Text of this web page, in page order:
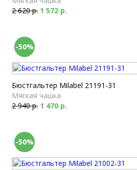
2 620 р. 1 572 р.
-50%
Бюстгальтер Milabel 21191-31
Мягкая чашка
2 940 р. 1 470 р.
-50%